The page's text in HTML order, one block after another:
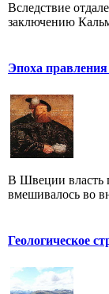
Вследствие
заключению
Эпоха
В Швеции власть
вмешивалось во
Геологическое